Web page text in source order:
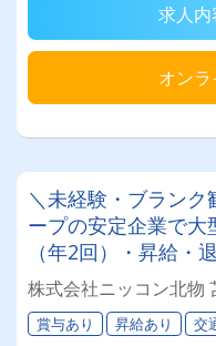
求人内
オン
＼未経験・ブラン
ープの安定企業で
（年2回）・昇給・
の専属車両★無事故
◎★資格取得支援制
女性ドライバーも活
株式会社ニッコン北物
賞与あり 昇給あり 交